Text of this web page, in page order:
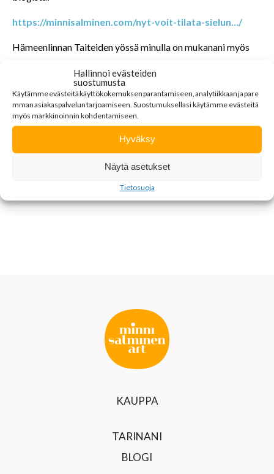
Hallinnoi evästeiden
suostumusta
Käytämmeevästeitäkäyttökokemuksenparantamiseen analytiikkaanjapare
mmanasiakaspalveluntarjoamiseen Suostumuksellasi käytämme evästeitä
myös markkinoinnin kohdentamiseen.
Hyväksy
Näytä asetukset
Tietosuoja
https://minnisalminen.com/nyt-voit-tilata-sielun…/
Hämeenlinnan Taiteiden yössä minulla on mukanani myös
erityisiltaa varten. Tule tutustumaan ja ihmettelemään
yhdessä elämän ihanuuksia ja ihmeellisyyksiä.
Värikylläisiä ja riemastuttavan oivaltavia hetkiä toivon
KAUPPA
TARINANI
BLOGI